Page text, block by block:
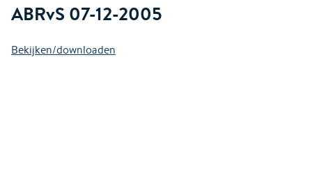
ABRvS 07-12-2005
Bekijken/downloaden